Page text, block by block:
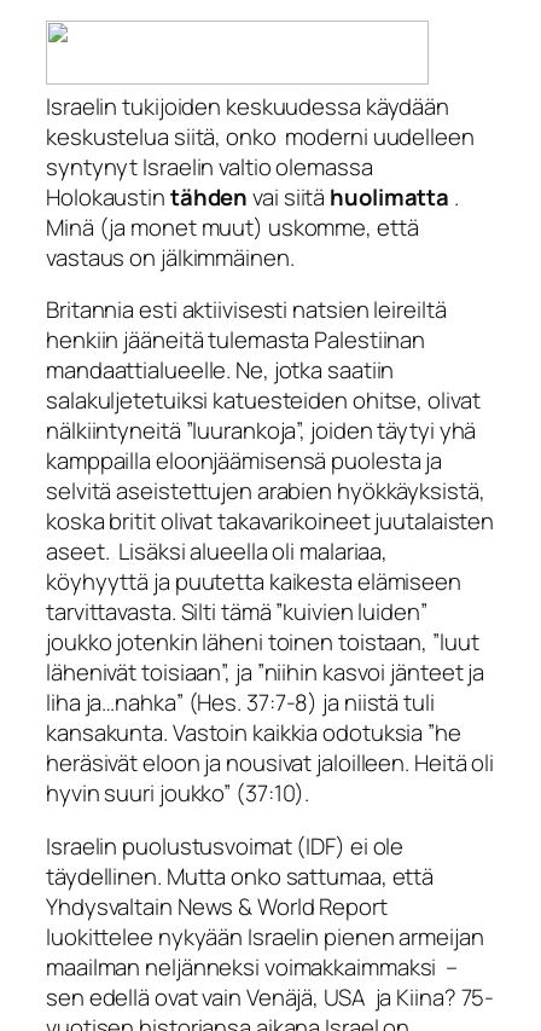
Israelin tukijoiden keskuudessa käydään
keskustelua siitä, onko moderni uudelleen
syntynyt Israelin valtio olemassa
Holokaustintähdenvai siitä huolimatta .
Minä (ja monet muut) uskomme, että
vastaus on jälkimmäinen.
Britannia esti aktiivisesti natsien leireiltä
henkiin jääneitä tulemasta Palestiinan
mandaattialueelle. Ne, jotka saatiin
salakuljetetuiksi katuesteiden ohitse, olivat
nälkiintyneitä ”luurankoja”, joiden täytyi yhä
kamppailla eloonjäämisensä puolesta ja
selvitä aseistettujen arabien hyökkäyksistä,
koska britit olivat takavarikoineet juutalaisten
aseet. Lisäksi alueella oli malariaa,
köyhyyttä ja puutetta kaikesta elämiseen
tarvittavasta. Silti tämä ”kuivien luiden”
joukko jotenkin läheni toinen toistaan, ”luut
lähenivät toisiaan”, ja ”niihin kasvoi jänteet ja
liha ja…nahka” (Hes. 37:7-8) ja niistä tuli
kansakunta. Vastoin kaikkia odotuksia ”he
heräsivät eloon ja nousivat jaloilleen. Heitä oli
hyvin suuri joukko” (37:10).
Israelin puolustusvoimat (IDF) ei ole
täydellinen. Mutta onko sattumaa, että
Yhdysvaltain News & World Report
luokittelee nykyään Israelin pienen armeijan
maailman neljänneksi voimakkaimmaksi –
sen edellä ovat vain Venäjä, USA ja Kiina? 75-